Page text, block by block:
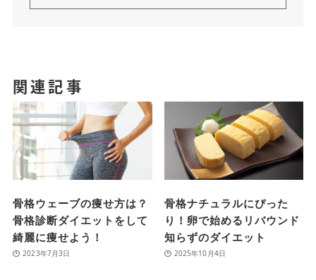
関連記事
骨格ウェーブの痩せ方は？
骨格診断ダイエットをして
綺麗に痩せよう！
2023年7月3日
骨格ナチュラルにぴった
り！卵で始めるリバウンド
知らずのダイエット
2025年10月4日